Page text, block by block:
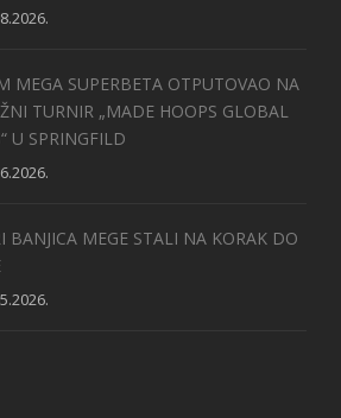
MEGA SUPERBETA OTPUTOVAO NA
TURNIR „MADE HOOPS GLOBAL
U SPRINGFILD
BANJICA MEGE STALI NA KORAK DO